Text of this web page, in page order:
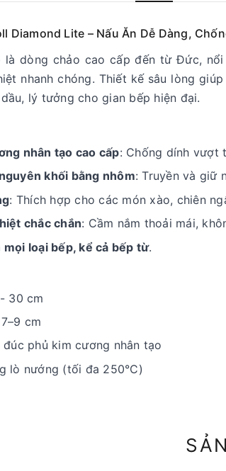
Diamond Lite – Nấu Ăn Dễ Dàng,
là dòng chảo cao cấp đến từ Đức,
nhanh chóng. Thiết kế sâu lòng
lý tưởng cho gian bếp hiện đại.
nhân tạo cao cấp: Chống dính vượt
khối bằng nhôm: Truyền và giữ
: Thích hợp cho các món xào, chiên
chắc chắn: Cầm nắm thoải mái,
loại bếp, kể cả bếp từ.
30 cm
cm
đúc phủ kim cương nhân tạo
lò nướng (tối đa 250°C)